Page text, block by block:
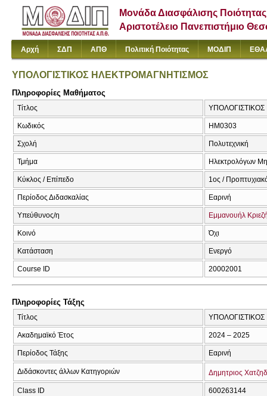
Μονάδα Διασφάλισης Ποιότητας
Αριστοτέλειο Πανεπιστήμιο
Αρχή ΣΔΠ ΑΠΘ Πολιτική Ποιότητας ΜΟΔΙΠ
ΥΠΟΛΟΓΙΣΤΙΚΟΣ ΗΛΕΚΤΡΟΜΑΓΝΗΤΙΣΜΟΣ
Πληροφορίες Μαθήματος
Τίτλος
Κωδικός ΗΜ0303
Σχολή Πολυτεχνική
Τμήμα Ηλεκτρολόγων
Κύκλος / Επίπεδο 1ος /
Περίοδος Διδασκαλίας Εαρινή
Υπεύθυνος/η Εμμανουήλ
Κοινό Όχι
Κατάσταση Ενεργό
Course ID 20002001
Πληροφορίες Τάξης
Τίτλος
Ακαδημαϊκό Έτος 2024 – 2025
Περίοδος Τάξης Εαρινή
Διδάσκοντες άλλων Κατηγοριών Δημητριος
Class ID 600263144